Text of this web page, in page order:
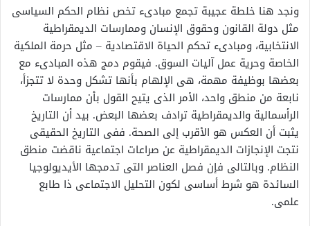
ونجد هنا خلطة عجيبة تجمع مبادىء تخص نظام الحكم السياسى
مثل دولة القانون وحقوق الإنسان وممارسات الديمقراطية
الانتخابية، ومبادىء تحكم الحياة الاقتصادية – مثل حرمة الملكية
الخاصة وحرية عمل آليات السوق. فيقوم دمج هذه المبادىء مع
بعضها بوظيفة مهمة، هى الإلهام بأنها تشكل وحدة لا تتجزأ،
نابعة من منطق واحد، الأمر الذى يتيح القول بأن ممارسات
الرأسمالية والديمقراطية ترادف بعضها البعض. بيد أن التاريخ
يثبت أن العكس هو الأقرب إلى الصحة. ففى التاريخ الحقيقى
نتجت الإنجازات الديمقراطية عن صراعات اجتماعية ناقضت منطق
النظام. وبالتالى فإن فصل العناصر التى تدمجها الأيديولوجيا
السائدة هو شرط أساسى لكون التحليل الاجتماعى ذا طابع
علمى.